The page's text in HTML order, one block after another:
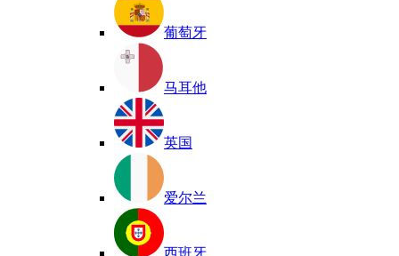
葡萄牙
马耳他
英国
爱尔兰